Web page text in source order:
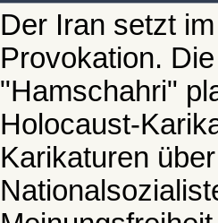
Der Iran setzt
Provokation.
"Hamschahri"
Holocaust-
Karikaturen